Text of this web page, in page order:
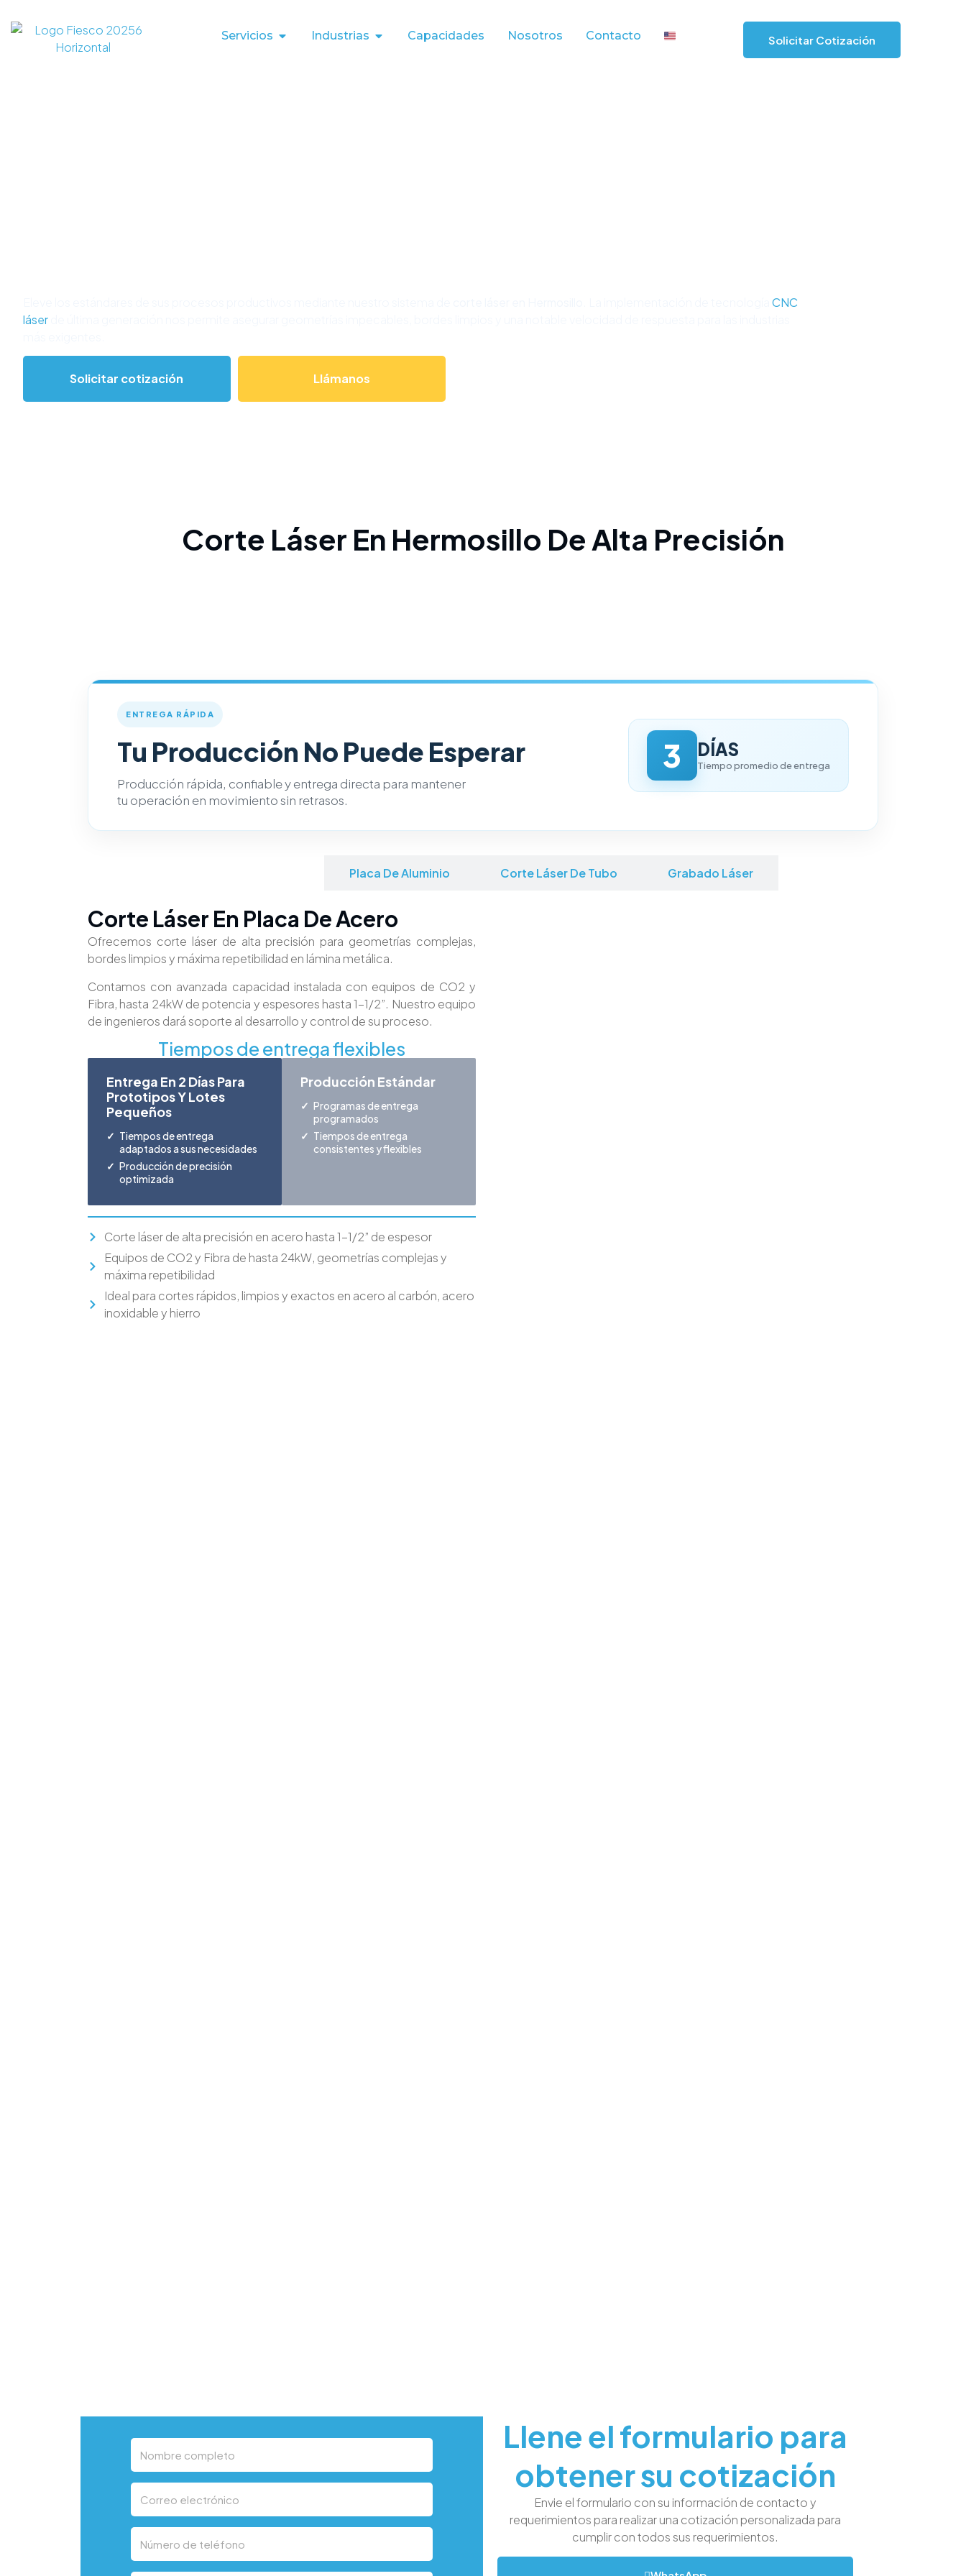
Servicios Industrias Capacidades Nosotros Contacto Solicitar Cotización
CNC
láser
Solicitar cotización Llámanos
Corte Láser En Hermosillo De Alta Precisión
ENTREGA RÁPIDA
Tu Producción No Puede Esperar
Producción rápida, confiable y entrega directa para mantener
tu operación en movimiento sin retrasos.
3 DÍAS
Tiempo promedio de entrega
Placa De Aluminio Corte Láser De Tubo Grabado Láser
Corte Láser En Placa De Acero
Ofrecemos corte láser de alta precisión para geometrías complejas,
bordes limpios y máxima repetibilidad en lámina metálica.
Contamos con avanzada capacidad instalada con equipos de CO2 y
Fibra, hasta 24kW de potencia y espesores hasta 1-1/2”. Nuestro equipo
de ingenieros dará soporte al desarrollo y control de su proceso.
Tiempos de entrega flexibles
Entrega En 2 Días Para
Prototipos Y Lotes
Pequeños
Tiempos de entrega
adaptados a sus necesidades
Producción de precisión
optimizada
Producción Estándar
Programas de entrega
programados
Tiempos de entrega
consistentes y flexibles
Corte láser de alta precisión en acero hasta 1-1/2” de espesor
Equipos de CO2 y Fibra de hasta 24kW, geometrías complejas y
máxima repetibilidad
Ideal para cortes rápidos, limpios y exactos en acero al carbón, acero
inoxidable y hierro
Llene el formulario para
obtener su cotización
Envie el formulario con su información de contacto y
requerimientos para realizar una cotización personalizada para
cumplir con todos sus requerimientos.